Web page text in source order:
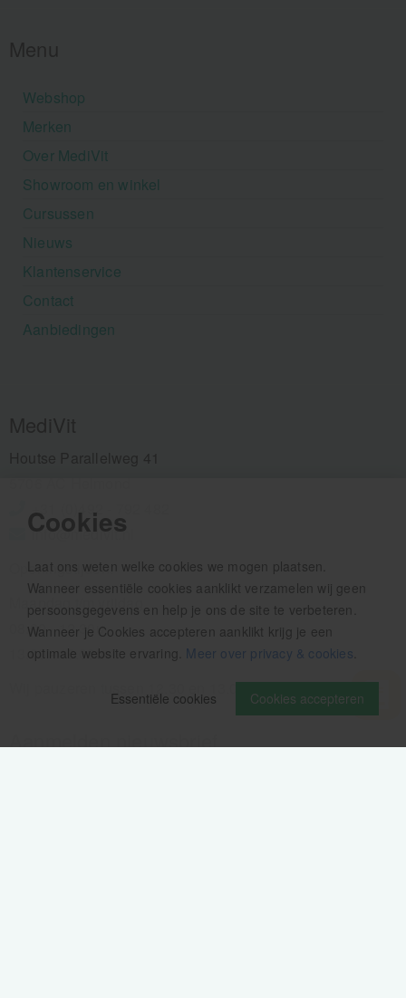
Cookies
Laat ons weten welke cookies we mogen plaatsen.
Wanneer essentiële cookies aanklikt verzamelen wij geen
persoonsgegevens en help je ons de site te verbeteren.
Wanneer je Cookies accepteren aanklikt krijg je een
optimale website ervaring. Meer over privacy & cookies
Cookies accepteren
Essentiële cookies
Webshop
Merken
Over MediVit
Showroom en winkel
Cursussen
Nieuws
Klantenservice
Contact
Aanbiedingen
+31 (0)492 - 792 482
info@medivit.nl
Openingstijden:
Maandag t/m vrijdag
08.00 - 12.30u
13.00 - 16.00u
Wij pauzeren tussen 12.30 en 13.00u
Aanmelden nieuwsbrief